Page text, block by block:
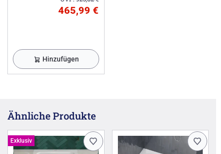
465,99 €
Hinzufügen
Ähnliche Produkte
Exklusiv